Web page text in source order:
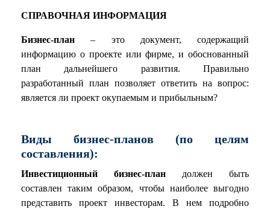
СПРАВОЧНАЯ ИНФОРМАЦИЯ
Бизнес-план – это документ, содержащий
информацию о проекте или фирме, и обоснованный
план дальнейшего развития. Правильно
разработанный план позволяет ответить на вопрос:
является ли проект окупаемым и прибыльным?
Виды бизнес-планов (по целям
составления):
Инвестиционный бизнес-план должен быть
составлен таким образом, чтобы наиболее выгодно
представить проект инвесторам. В нем подробно